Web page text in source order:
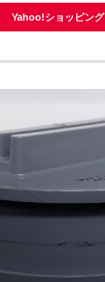
Yahoo!ショッピング